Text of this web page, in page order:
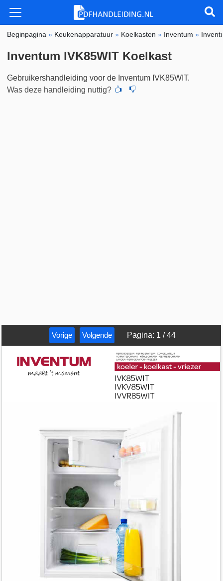
Beginpagina » Keukenapparatuur » Koelkasten » Inventum »
Inventum IVK85WIT Koelkast
Gebruikershandleiding voor de Inventum IVK85WIT.
Was deze handleiding nuttig?
Vorige Volgende Pagina: 1 /44